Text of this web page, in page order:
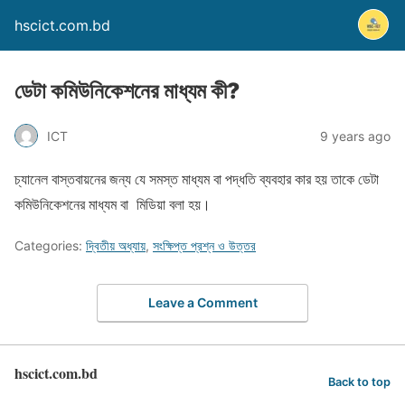
hscict.com.bd
ডেটা কমিউনিকেশনের মাধ্যম কী?
ICT 9 years ago
চ্যানেল বাস্তবায়নের জন্য যে সমস্ত মাধ্যম বা পদ্ধতি ব্যবহার কার হয় তাকে ডেটা
কমিউনিকেশনের মাধ্যম বা মিডিয়া বলা হয়।
Categories: দ্বিতীয় অধ্যায়, সংক্ষিপ্ত প্রশ্ন ও উত্তর
Leave a Comment
hscict.com.bd Back to top